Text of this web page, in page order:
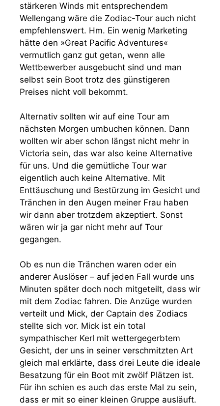
stärkeren Winds mit entsprechendem
Wellengang wäre die Zodiac-Tour auch nicht
empfehlenswert. Hm. Ein wenig Marketing
hätte den »Great Pacific Adventures«
vermutlich ganz gut getan, wenn alle
Wettbewerber ausgebucht sind und man
selbst sein Boot trotz des günstigeren
Preises nicht voll bekommt.
Alternativ sollten wir auf eine Tour am
nächsten Morgen umbuchen können. Dann
wollten wir aber schon längst nicht mehr in
Victoria sein, das war also keine Alternative
für uns. Und die gemütliche Tour war
eigentlich auch keine Alternative. Mit
Enttäuschung und Bestürzung im Gesicht und
Tränchen in den Augen meiner Frau haben
wir dann aber trotzdem akzeptiert. Sonst
wären wir ja gar nicht mehr auf Tour
gegangen.
Ob es nun die Tränchen waren oder ein
anderer Auslöser – auf jeden Fall wurde uns
Minuten später doch noch mitgeteilt, dass wir
mit dem Zodiac fahren. Die Anzüge wurden
verteilt und Mick, der Captain des Zodiacs
stellte sich vor. Mick ist ein total
sympathischer Kerl mit wettergegerbtem
Gesicht, der uns in seiner verschmitzten Art
gleich mal erklärte, dass drei Leute die ideale
Besatzung für ein Boot mit zwölf Plätzen ist.
Für ihn schien es auch das erste Mal zu sein,
dass er mit so einer kleinen Gruppe ausläuft.